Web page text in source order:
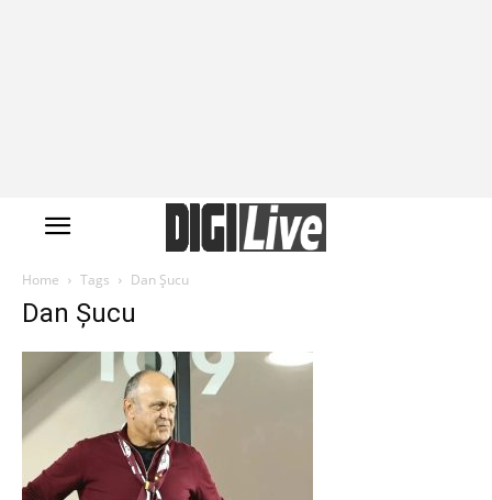
Home Tags Dan Șucu
Dan Șucu